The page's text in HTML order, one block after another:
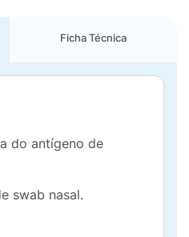
Ficha Técnica
do antígeno de
swab nasal.